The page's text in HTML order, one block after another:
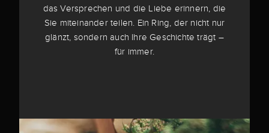
das Versprechen und die Liebe erinnern, die
Sie miteinander teilen. Ein Ring, der nicht nur
glänzt, sondern auch Ihre Geschichte trägt –
für immer.